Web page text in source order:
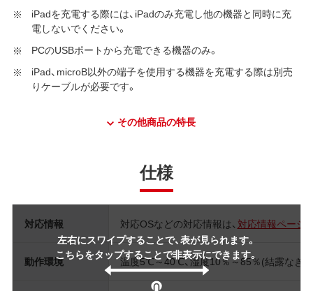
iPadを充電する際には、iPadのみ充電し他の機器と同時に充
電しないでください。
PCのUSBポートから充電できる機器のみ。
iPad、microB以外の端子を使用する機器を充電する際は別売
りケーブルが必要です。
その他商品の特長
仕様
左右にスワイプすることで、表が見られます。
こちらをタップすることで非表示にできます。
対応情報 対応OSなどの対応情報は、 対応情報ページ
動作環境 温度5℃～40℃、湿度10％～85％(結露なき